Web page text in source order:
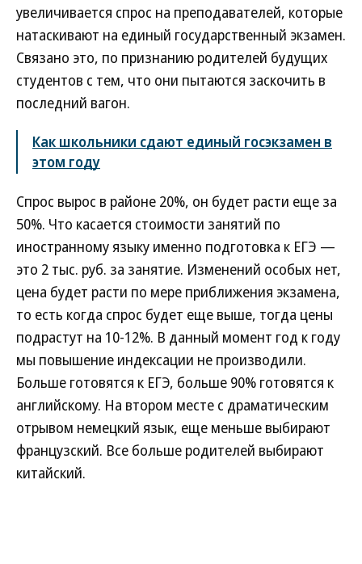
увеличивается спрос на преподавателей, которые
натаскивают на единый государственный экзамен.
Связано это, по признанию родителей будущих
студентов с тем, что они пытаются заскочить в
последний вагон.
Как школьники сдают единый госэкзамен в
этом году
Спрос вырос в районе 20%, он будет расти еще за
50%. Что касается стоимости занятий по
иностранному языку именно подготовка к ЕГЭ —
это 2 тыс. руб. за занятие. Изменений особых нет,
цена будет расти по мере приближения экзамена,
то есть когда спрос будет еще выше, тогда цены
подрастут на 10-12%. В данный момент год к году
мы повышение индексации не производили.
Больше готовятся к ЕГЭ, больше 90% готовятся к
английскому. На втором месте с драматическим
отрывом немецкий язык, еще меньше выбирают
французский. Все больше родителей выбирают
китайский.